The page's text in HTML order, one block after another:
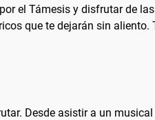
el Támesis y disfrutar de
que te dejarán sin
Desde asistir a un